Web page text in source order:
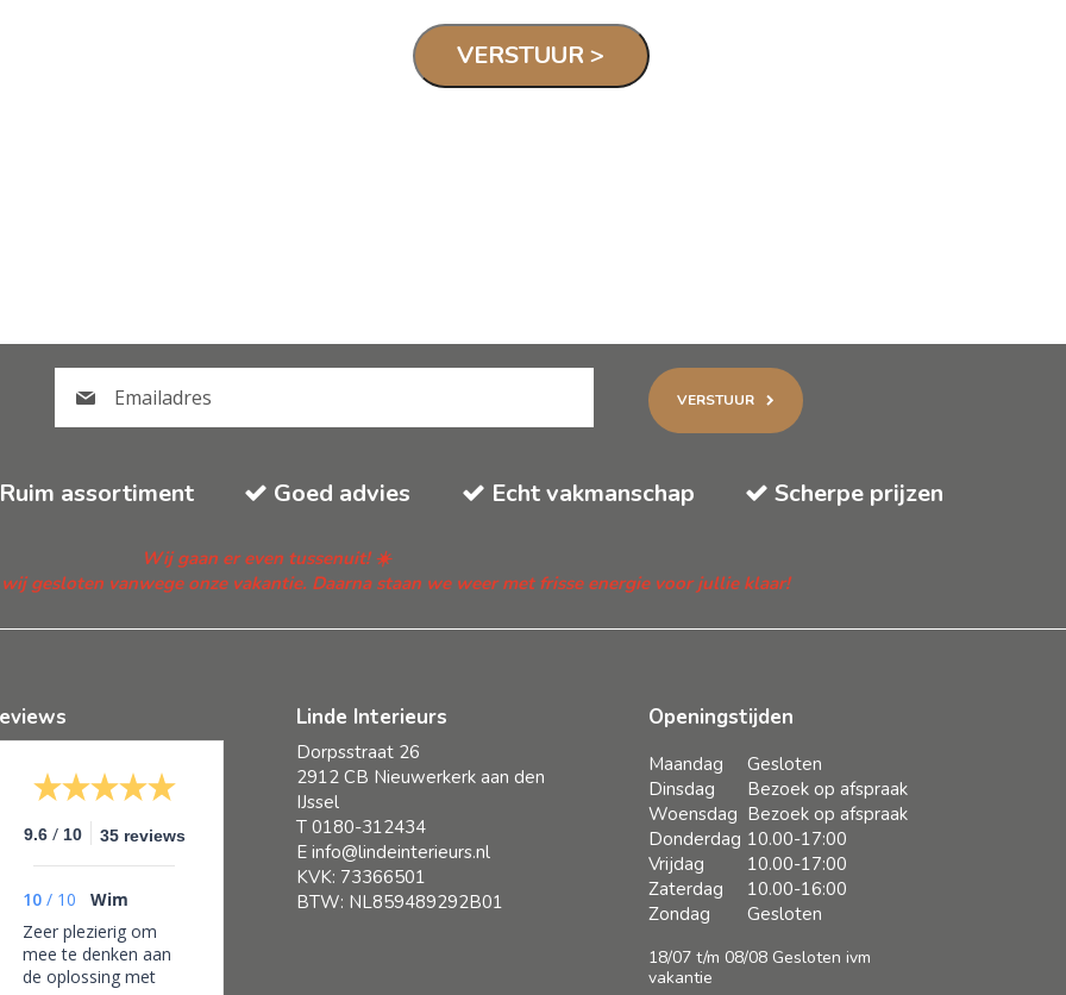
VERSTUUR
Ruim assortiment Goed advies Echt vakmanschap Scherpe prijzen
Wij gaan er even tussenuit! ☀️
gesloten vanwege onze vakantie. Daarna staan we weer met frisse energie voor jullie klaar!
9.6 / 10 35 reviews
10 / 10
Wim
Zeer plezierig om
mee te denken aan
de oplossing met
Linde Interieurs
Dorpsstraat 26
2912 CB Nieuwerkerk aan den
IJssel
T 0180-312434
E info@lindeinterieurs.nl
KVK: 73366501
BTW: NL859489292B01
Openingstijden
Maandag
Gesloten
Dinsdag
Bezoek op afspraak
Woensdag Bezoek op afspraak
Donderdag 10.00-17:00
Vrijdag
10.00-17:00
Zaterdag
10.00-16:00
Zondag
Gesloten
18/07 t/m 08/08 Gesloten ivm
vakantie